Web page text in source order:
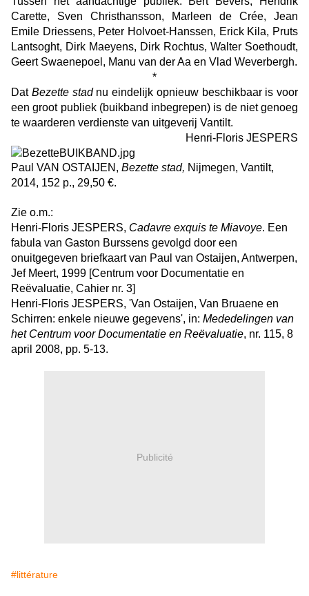
Carette, Sven Christhansson, Marleen de Crée, Jean
Emile Driessens, Peter Holvoet-Hanssen, Erick Kila, Pruts
Lantsoght, Dirk Maeyens, Dirk Rochtus, Walter Soethoudt,
Geert Swaenepoel, Manu van der Aa en Vlad Weverbergh.
*
Dat Bezette stadnu eindelijk opnieuw beschikbaar is voor
een groot publiek (buikband inbegrepen) is de niet genoeg
te waarderen verdienste van uitgeverij Vantilt.
Henri-Floris JESPERS
Paul VAN OSTAIJEN, Bezette stad, Nijmegen, Vantilt,
2014, 152 p., 29,50 €.
Zie o.m.:
Henri-Floris JESPERS, Cadavre exquis te Miavoye. Een
fabula van Gaston Burssens gevolgd door een
onuitgegeven briefkaart van Paul van Ostaijen, Antwerpen,
Jef Meert, 1999 [Centrum voor Documentatie en
Reëvaluatie, Cahier nr. 3]
Henri-Floris JESPERS, 'Van Ostaijen, Van Bruaene en
Schirren: enkele nieuwe gegevens', in: Mededelingen van
het Centrum voor Documentatie en Reëvaluatie, nr. 115, 8
april 2008, pp. 5-13.
Publicité
#littérature